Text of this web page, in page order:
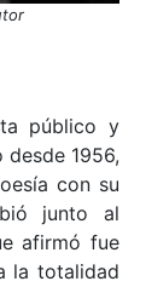
público y
1956,
con su
junto al
afirmó fue
la totalidad